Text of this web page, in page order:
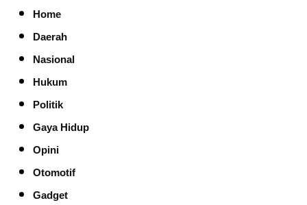
Home
Daerah
Nasional
Hukum
Politik
Gaya Hidup
Opini
Otomotif
Gadget